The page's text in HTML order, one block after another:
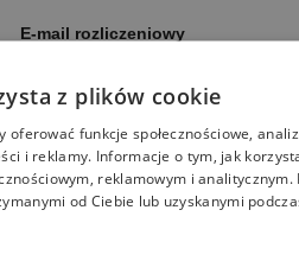
E-mail rozliczeniowy
z plików cookie
oferować funkcje społecznościowe,
i reklamy. Informacje o tym, jak
reklamowym i analitycznym.
od Ciebie lub uzyskanymi